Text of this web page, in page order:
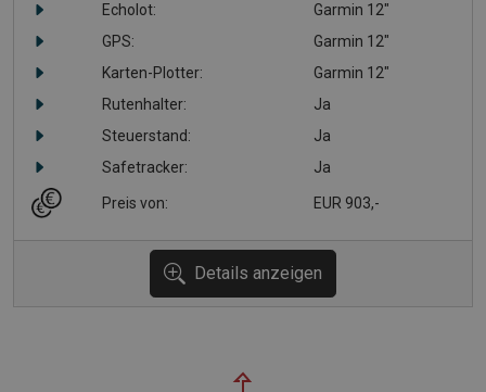
Echolot:
Garmin 12"
GPS:
Garmin 12"
Karten-Plotter:
Garmin 12"
Rutenhalter:
Ja
Steuerstand:
Ja
Safetracker:
Ja
Preis von: EUR 903,-
Details anzeigen